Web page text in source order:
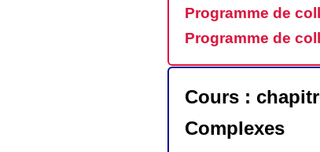
Programme de
Programme de
Cours :
Complexes